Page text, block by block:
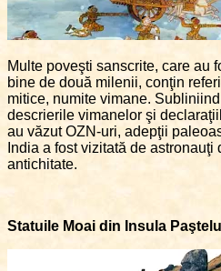
Multe poveşti sanscrite, care au
bine de două milenii, conţin
mitice, numite vimane.
descrierile vimanelor şi
au văzut OZN-uri, adepţii
India a fost vizitată de astronauţi
antichitate.
Statuile Moai din Insula